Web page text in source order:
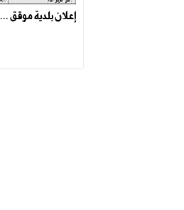
إعلان بلدية موقق ...